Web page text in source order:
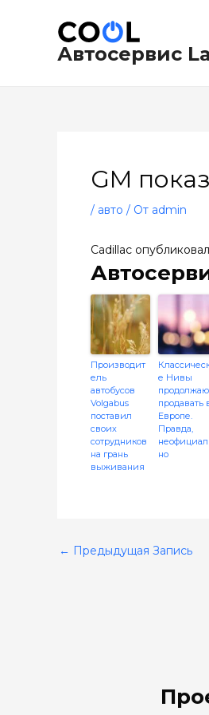
содержимомуАвтосервис
GM
/ авто / От admin
Cadillac
Производит
ель
автобусов
Volgabus
поставил
своих
сотрудников
на грань
выживания
е Нивы
продавать
Европе.
Правда,
но
по
записям
← Предыдущая Запись